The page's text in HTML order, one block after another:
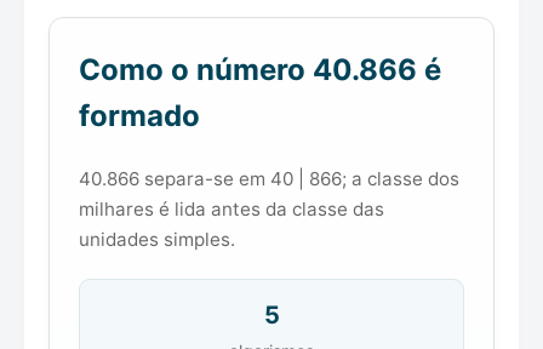
Como o número 40.866 é
formado
40.866 separa-se em 40 | 866; a classe dos
milhares é lida antes da classe das
unidades simples.
5